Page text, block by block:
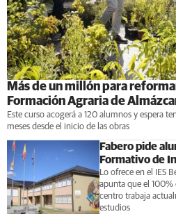
Más de un millón para
Formación Agraria de
Este curso acogerá a 120 alumnos y espera
meses desde el inicio de las obras
Fabero pide
Formativo de
Lo ofrece en el IES
apunta que el 100%
centro trabaja
estudios